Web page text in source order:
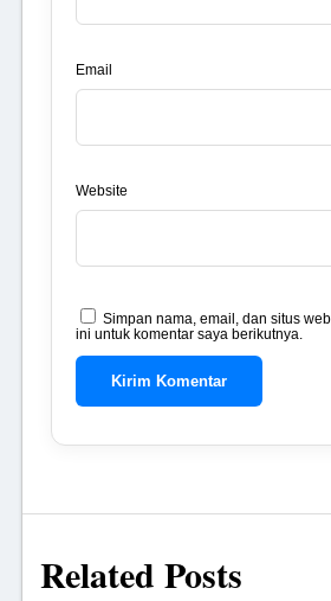
Email
Website
Simpan nama, email, dan situs
ini untuk komentar saya berikutnya.
Related Posts